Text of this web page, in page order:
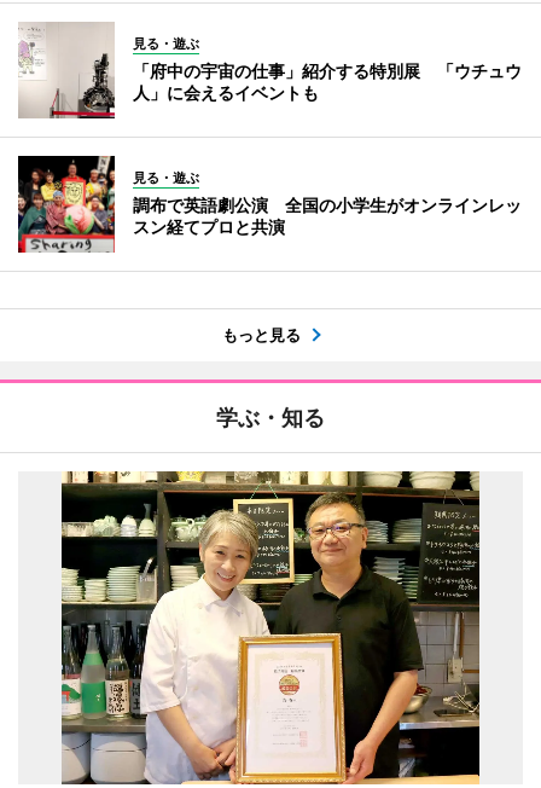
見る・遊ぶ
「府中の宇宙の仕事」紹介する特別展 「ウチュウ
人」に会えるイベントも
見る・遊ぶ
調布で英語劇公演 全国の小学生がオンラインレッ
スン経てプロと共演
もっと見る
学ぶ・知る